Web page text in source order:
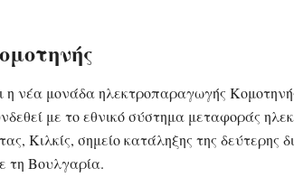
η νέα μονάδα ηλεκτροπαραγωγής
με το εθνικό σύστημα μεταφοράς
Κιλκίς, σημείο κατάληξης της δεύτερης
τη Βουλγαρία.